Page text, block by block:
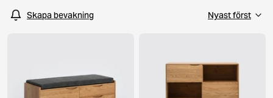
Skapa bevakning